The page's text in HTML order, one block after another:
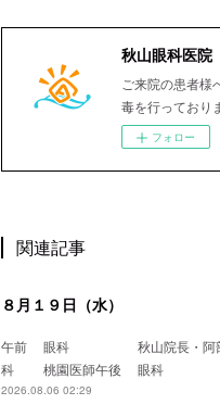
秋山眼科医院
ご来院の患者様
毒を行っており
フォロー
関連記事
８月１９日（水）
午前 眼科 秋山
科 桃園医師午
2026.08.06 02:29